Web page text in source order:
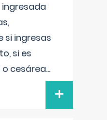
si ingresas
si es
cesárea...
+